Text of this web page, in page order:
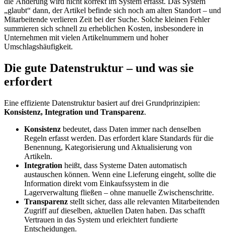
„glaubt“ dann, der Artikel befinde sich noch am alten Standort – und
Mitarbeitende verlieren Zeit bei der Suche. Solche kleinen Fehler
summieren sich schnell zu erheblichen Kosten, insbesondere in
Unternehmen mit vielen Artikelnummern und hoher
Umschlagshäufigkeit.
Die gute Datenstruktur – und was sie
erfordert
Eine effiziente Datenstruktur basiert auf drei Grundprinzipien:
Konsistenz, Integration und Transparenz.
Konsistenz bedeutet, dass Daten immer nach denselben
Regeln erfasst werden. Das erfordert klare Standards für die
Benennung, Kategorisierung und Aktualisierung von
Artikeln.
Integration heißt, dass Systeme Daten automatisch
austauschen können. Wenn eine Lieferung eingeht, sollte die
Information direkt vom Einkaufssystem in die
Lagerverwaltung fließen – ohne manuelle Zwischenschritte.
Transparenz stellt sicher, dass alle relevanten Mitarbeitenden
Zugriff auf dieselben, aktuellen Daten haben. Das schafft
Vertrauen in das System und erleichtert fundierte
Entscheidungen.